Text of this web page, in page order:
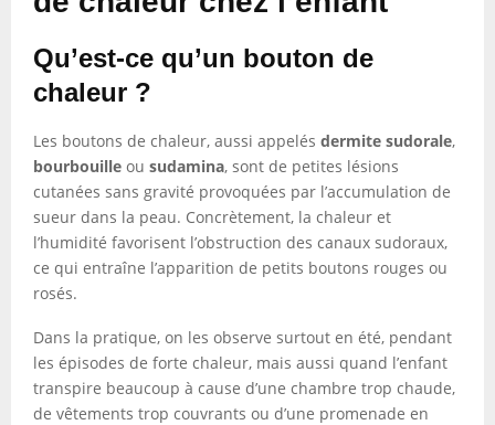
Qu’est-ce qu’un bouton de
chaleur ?
Les boutons de chaleur, aussi appelés dermite sudorale,
bourbouille ou sudamina, sont de petites lésions
cutanées sans gravité provoquées par l’accumulation de
sueur dans la peau. Concrètement, la chaleur et
l’humidité favorisent l’obstruction des canaux sudoraux,
ce qui entraîne l’apparition de petits boutons rouges ou
rosés.
Dans la pratique, on les observe surtout en été, pendant
les épisodes de forte chaleur, mais aussi quand l’enfant
transpire beaucoup à cause d’une chambre trop chaude,
de vêtements trop couvrants ou d’une promenade en